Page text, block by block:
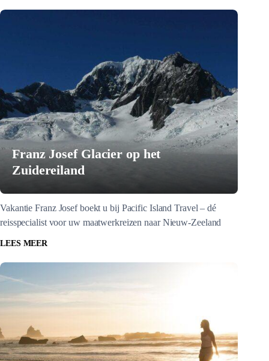
Franz Josef Glacier op het
Zuidereiland
Vakantie Franz Josef boekt u bij Pacific Island Travel – dé
reisspecialist voor uw maatwerkreizen naar Nieuw-Zeeland
LEES MEER